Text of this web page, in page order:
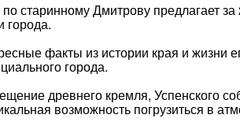
старинному Дмитрову предлагает
города.
факты из истории края и жизни
города.
древнего кремля, Успенского
возможность погрузиться в